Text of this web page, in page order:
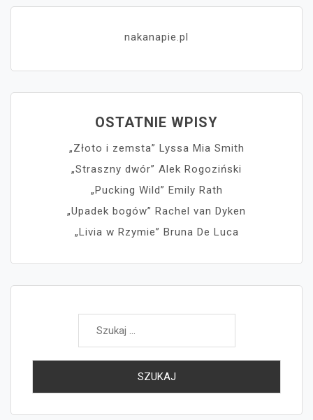
nakanapie.pl
OSTATNIE WPISY
„Złoto i zemsta” Lyssa Mia Smith
„Straszny dwór” Alek Rogoziński
„Pucking Wild” Emily Rath
„Upadek bogów” Rachel van Dyken
„Livia w Rzymie” Bruna De Luca
Szukaj: